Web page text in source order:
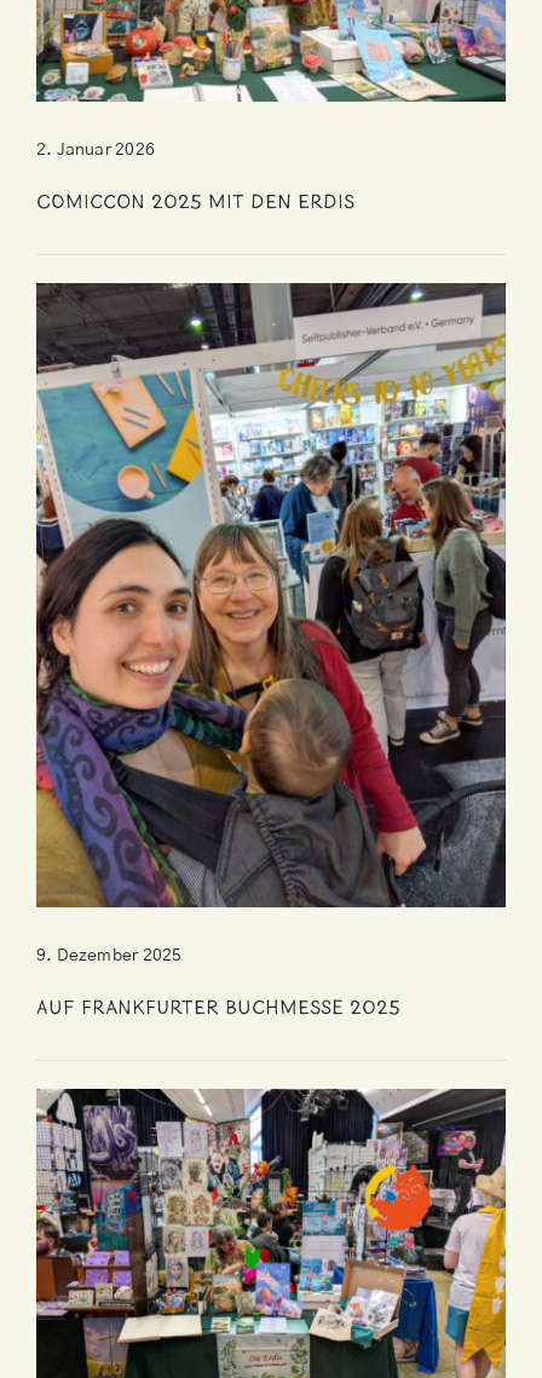
2. Januar 2026
ComicCon 2025 mit den Erdis
9. Dezember 2025
Auf Frankfurter Buchmesse 2025